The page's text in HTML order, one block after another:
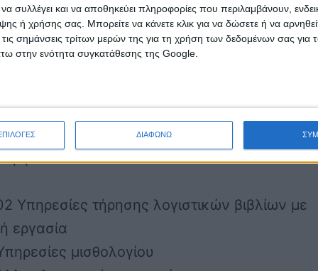
να συλλέγει και να αποθηκεύει πληροφορίες που περιλαμβάνουν,
ή χρήσης σας. Μπορείτε να κάνετε κλικ για να δώσετε ή να
σημάνσεις τρίτων μερών της για τη χρήση των δεδομένων σας
στην ενότητα συγκατάθεσης της Google.
ΔΙΑΦΩΝΩ
και φορολογικών δηλώσεων
Υπηρεσίες σύνταξης και δημοσίευσης
καταστατικών, τροποποιήσεων,
τήρησης λογιστικών βιβλίων
Υπηρεσίες οργανωμένων γραφείων
βιβλίων
Υπηρεσίες τήρησης λογιστικών βιβλίων με
εργασία
μισθολογίου